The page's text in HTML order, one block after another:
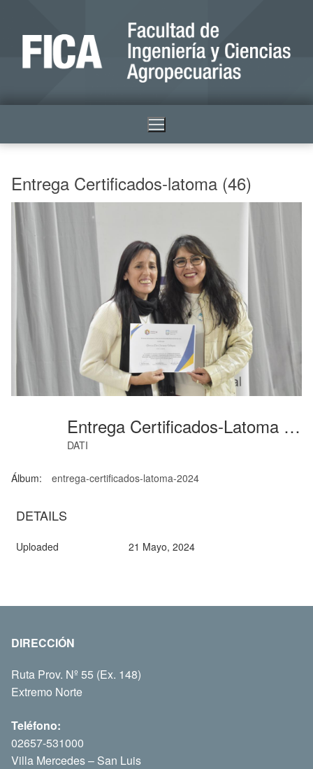
Entrega Certificados-latoma (46)
Entrega Certificados-Latoma (46)
DATI
Álbum: entrega-certificados-latoma-2024
DETAILS
Uploaded 21 Mayo, 2024
DIRECCIÓN
Ruta Prov. Nº 55 (Ex. 148)
Extremo Norte
Teléfono:
02657-531000
Villa Mercedes – San Luis